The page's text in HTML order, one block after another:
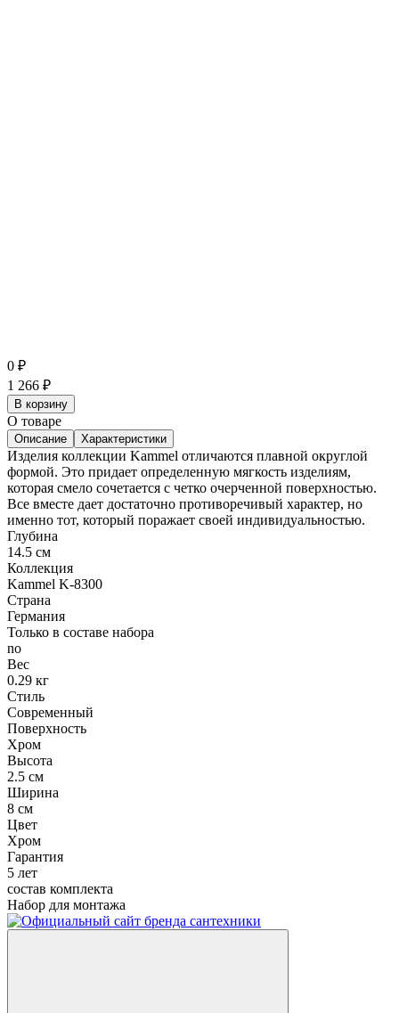
0 ₽
1 266 ₽
В корзину
О товаре
Описание Характеристики
Изделия коллекции Kammel отличаются плавной округлой
формой. Это придает определенную мягкость изделиям,
которая смело сочетается с четко очерченной поверхностью.
Все вместе дает достаточно противоречивый характер, но
именно тот, который поражает своей индивидуальностью.
Глубина
14.5 см
Коллекция
Kammel K-8300
Страна
Германия
Только в составе набора
no
Вес
0.29 кг
Стиль
Современный
Поверхность
Хром
Высота
2.5 см
Ширина
8 см
Цвет
Хром
Гарантия
5 лет
состав комплекта
Набор для монтажа